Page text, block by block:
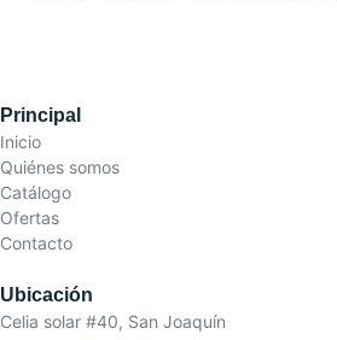
Principal
Inicio
Quiénes somos
Catálogo
Ofertas
Contacto
Ubicación
Celia solar #40, San Joaquín